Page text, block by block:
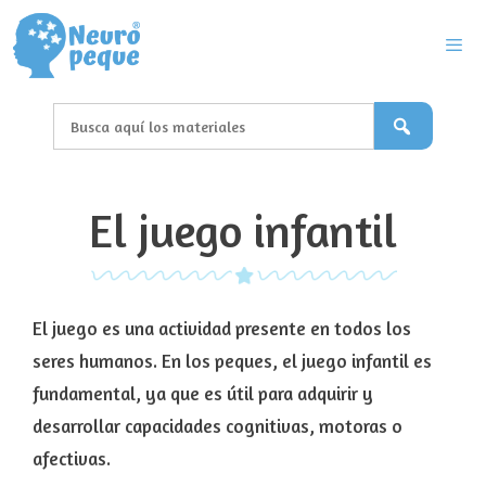
Saltar
al
contenido
El juego infantil
El juego es una actividadpresente en todos los
seres humanos. En los peques, el juego infantil es
fundamental, ya que es útil para adquirir y
desarrollar capacidades cognitivas, motoras o
afectivas.